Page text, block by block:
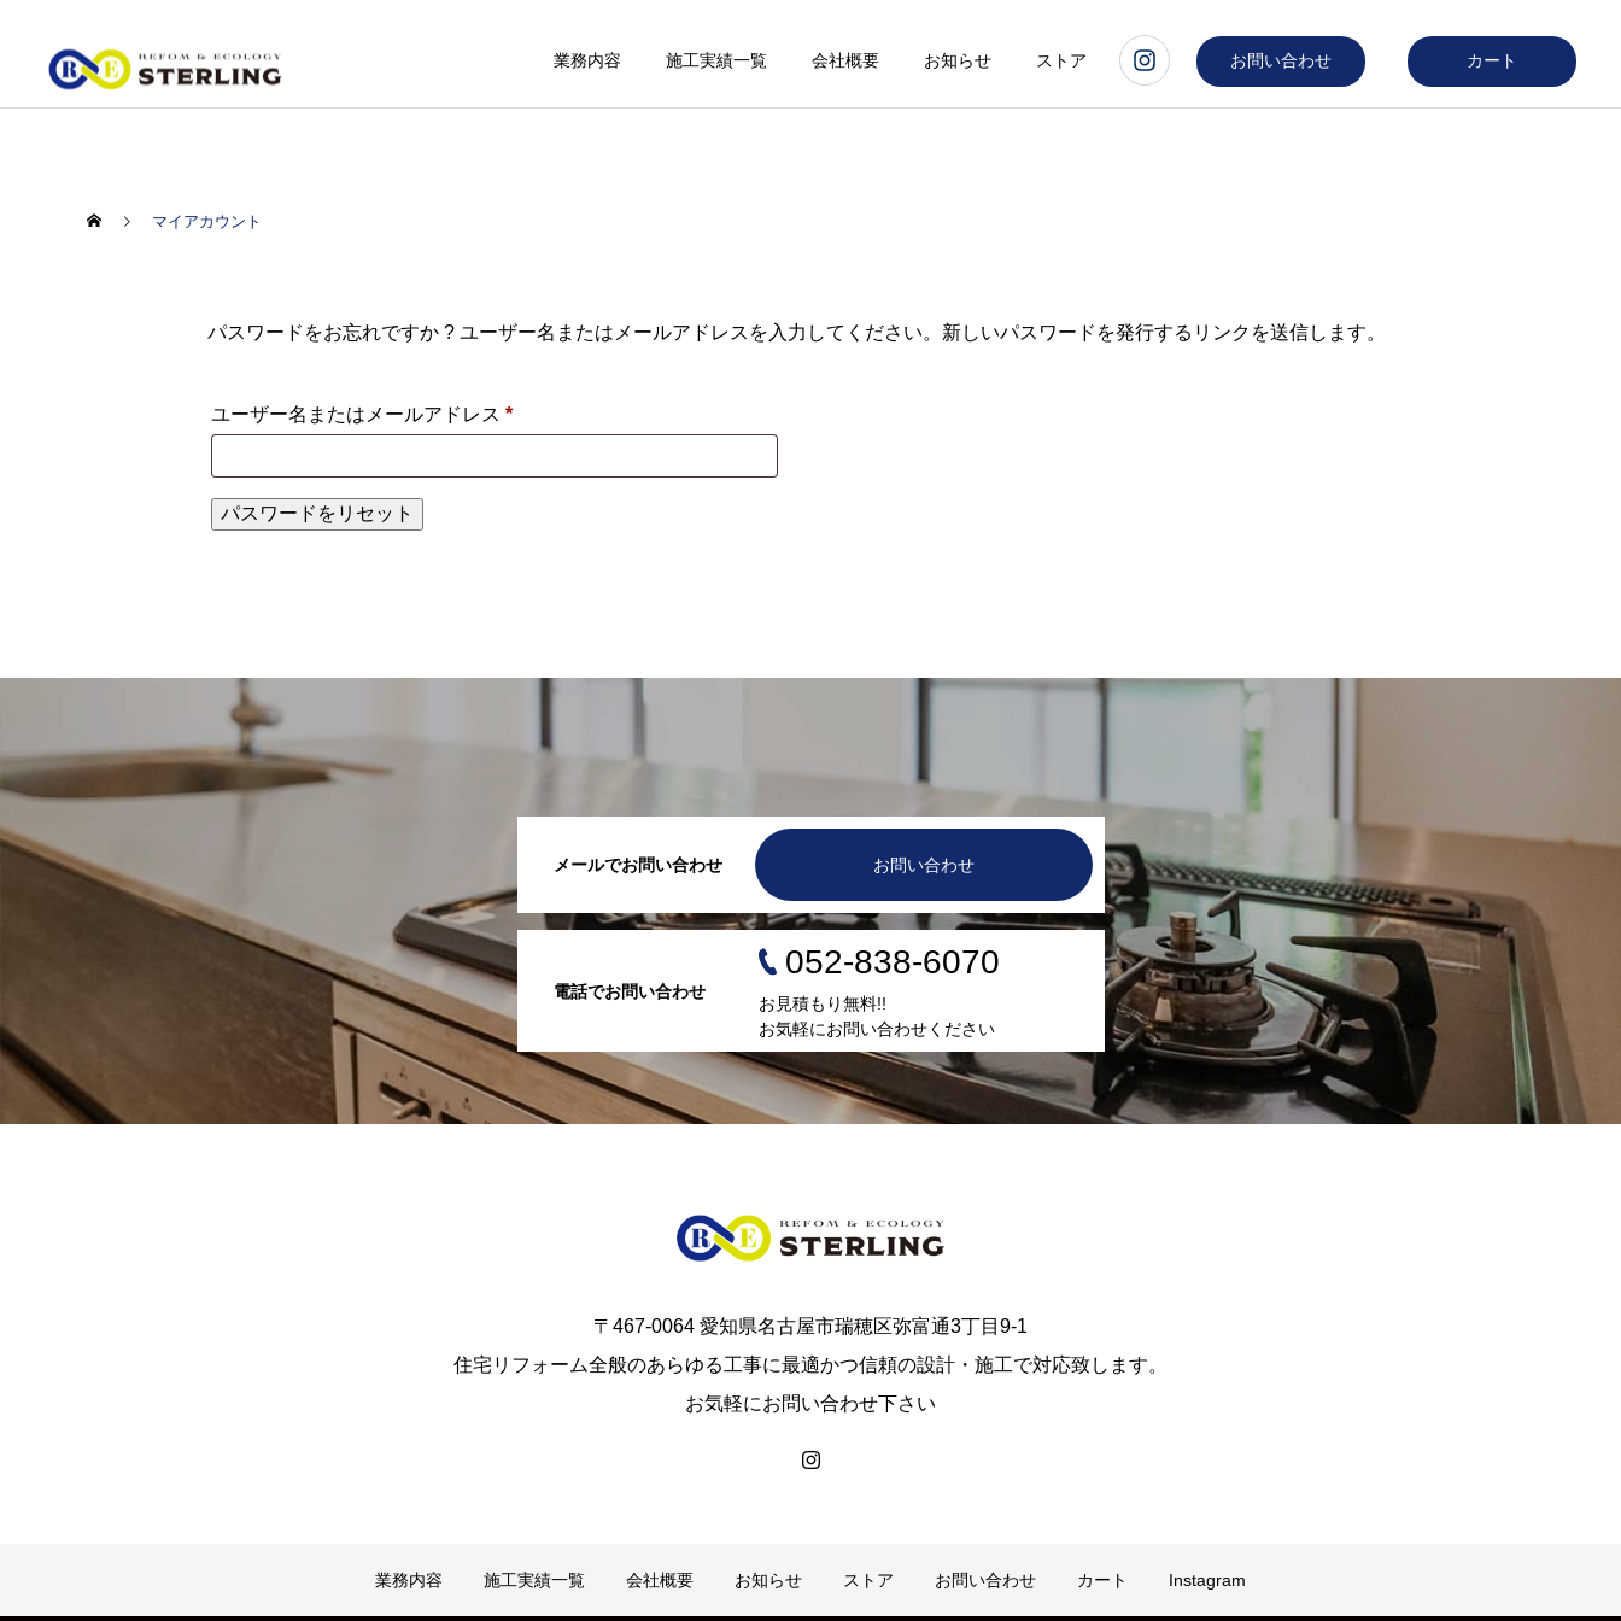
業務内容 施工実績一覧 会社概要 お知らせ ストア お問い合わせ カート
マイアカウント
パスワードをお忘れですか ? ユーザー名またはメールアドレスを入力してください。新しいパスワードを発行するリンクを送信します。
ユーザー名またはメールアドレス *必
パスワードをリセット
メールでお問い合わせ お問い合わせ
電話でお問い合わせ
052-838-6070
お見積もり無料!!
お気軽にお問い合わせください
〒467-0064 愛知県名古屋市瑞穂区弥富通3丁目9-1
住宅リフォーム全般のあらゆる工事に最適かつ信頼の設計・施工で対応致します。
お気軽にお問い合わせ下さい
業務内容 施工実績一覧 会社概要 お知らせ ストア お問い合わせ カート Instagram